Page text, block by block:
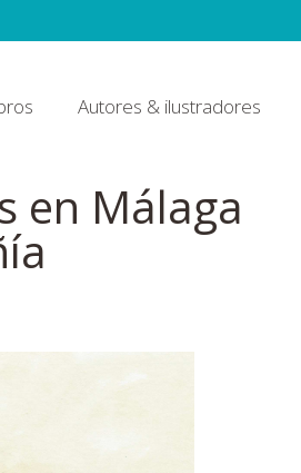
Autores & ilustradores
en Málaga